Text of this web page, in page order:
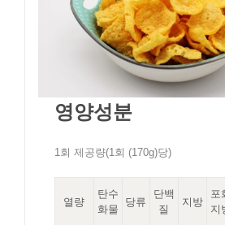
영양성분
1회 제공량(1회 (170g)당)
열량
탄수
화물
당류
단백
질
지방
포
지